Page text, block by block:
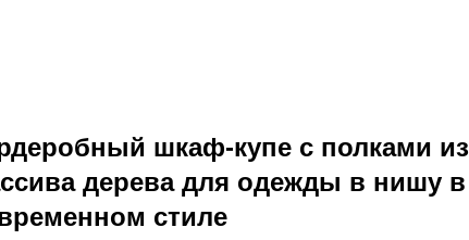
шкаф-купе с полками из
дерева для одежды в нишу в
стиле